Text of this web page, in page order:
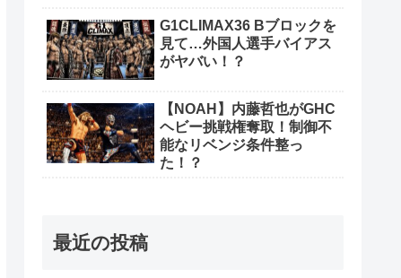
G1CLIMAX36 Bブロックを
見て…外国人選手バイアス
がヤバい！？
【NOAH】内藤哲也がGHC
ヘビー挑戦権奪取！制御不
能なリベンジ条件整っ
た！？
最近の投稿